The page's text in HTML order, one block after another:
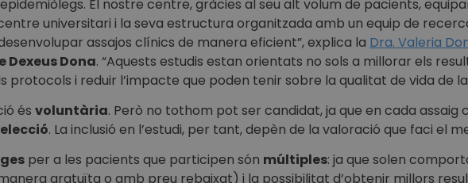
El nostre centre, gràcies al seu alt volum de pacients,
universitari i la seva estructura organitzada amb un equip de
assajos clínics de manera eficient”, explica la Dra. Valeria
Dexeus Dona. “Aquests estudis estan orientats no sols a millorar els
protocols i reduir l’impacte que poden tenir sobre la qualitat de vida de
és voluntària. Però no tothom pot ser candidat, ja que en cada
. La inclusió en l’estudi, per tant, depèn de la valoració que faci el
per a les pacients que participen són múltiples: ja que solen
gratuïta o amb preu rebaixat) i la possibilitat d’obtenir millors